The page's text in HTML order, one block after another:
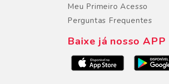
Meu Primeiro Acesso
Perguntas Frequentes
Baixe já nosso APP